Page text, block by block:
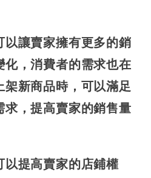
讓賣家擁有更多的銷
，消費者的需求也在
新商品時，可以滿足
，提高賣家的銷售量
提高賣家的店鋪權